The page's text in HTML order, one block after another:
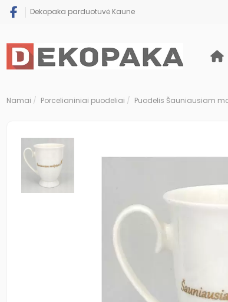
Dekopaka parduotuvė Kaune
Namai Porcelianiniai puodeliai Puodelis Šauniausiam